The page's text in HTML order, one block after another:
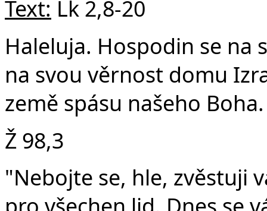
Text: Lk 2,8-20
Haleluja. Hospodin se na
na svou věrnost domu
země spásu našeho
Ž 98,3
"Nebojte se, hle, zvěstuji